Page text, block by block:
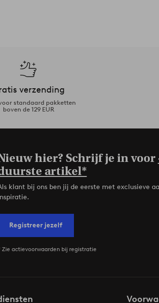
verzending
standaard pakketten
boven de 129 EUR
hier? Schrijf je in voor
artikel*
klant bij ons ben jij de eerste met exclusieve
Registreer jezelf
Zie actievoorwaarden bij registratie